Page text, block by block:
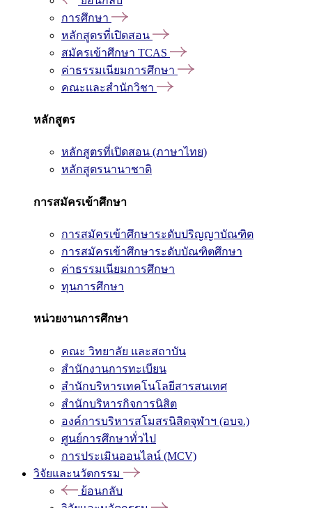
การศึกษา
หลักสูตรที่เปิดสอน
สมัครเข้าศึกษา TCAS
ค่าธรรมเนียมการศึกษา
คณะและสำนักวิชา
หลักสูตร
หลักสูตรที่เปิดสอน (ภาษาไทย)
หลักสูตรนานาชาติ
การสมัครเข้าศึกษา
การสมัครเข้าศึกษาระดับปริญญาบัณฑิต
การสมัครเข้าศึกษาระดับบัณฑิตศึกษา
ค่าธรรมเนียมการศึกษา
ทุนการศึกษา
หน่วยงานการศึกษา
คณะ วิทยาลัย และสถาบัน
สำนักงานการทะเบียน
สำนักบริหารเทคโนโลยีสารสนเทศ
สำนักบริหารกิจการนิสิต
องค์การบริหารสโมสรนิสิตจุฬาฯ (อบจ.)
ศูนย์การศึกษาทั่วไป
การประเมินออนไลน์ (MCV)
วิจัยและนวัตกรรม
ย้อนกลับ